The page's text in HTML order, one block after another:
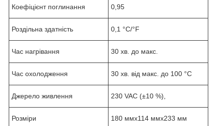
Коефіцієнт поглинання 0,95
Роздільна здатність 0,1 °C/°F
Час нагрівання 30 хв. до макс.
Час охолодження 30 хв. від макс. до 100 °C
Джерело живлення 230 VAC (±10 %),
Розміри 180 ммx114 ммx233 мм